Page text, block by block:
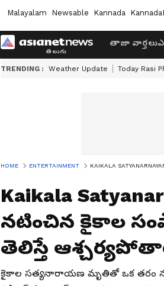
Malayalam Newsable Kannada
తాజా వార్తలు
TRENDING : Weather Update Today Rasi
HOME ENTERTAINMENT KAIKALA
Kaikala
నటించిన కైకాల
తెలిస్తే
కైకాల సత్యనారాయణ మృతితో ఒక తరం